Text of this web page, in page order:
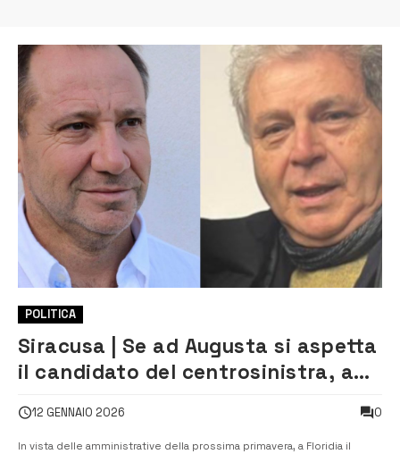
POLITICA
Siracusa | Se ad Augusta si aspetta
il candidato del centrosinistra, a
12 GENNAIO 2026 0
In vista delle amministrative della prossima primavera, a Floridia il